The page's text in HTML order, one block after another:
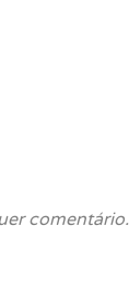
comentário.